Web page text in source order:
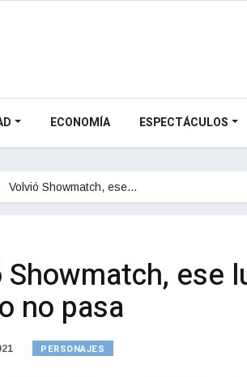
ECONOMÍA ESPECTÁCULOS
Volvió Showmatch, ese…
Showmatch, ese
no pasa
PERSONAJES